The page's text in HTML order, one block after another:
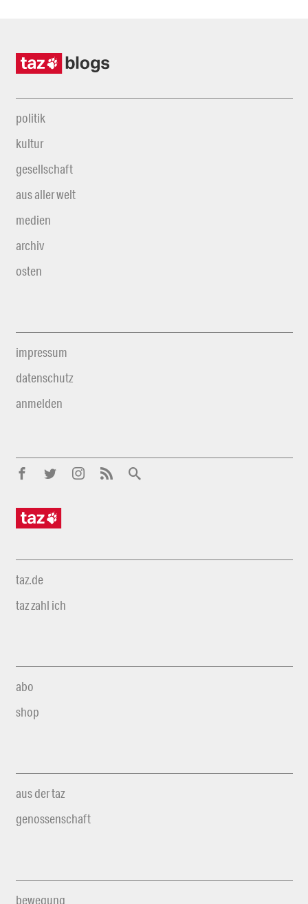
politik
kultur
gesellschaft
aus aller welt
medien
archiv
osten
impressum
datenschutz
anmelden
taz.de
taz zahl ich
abo
shop
aus der taz
genossenschaft
bewegung